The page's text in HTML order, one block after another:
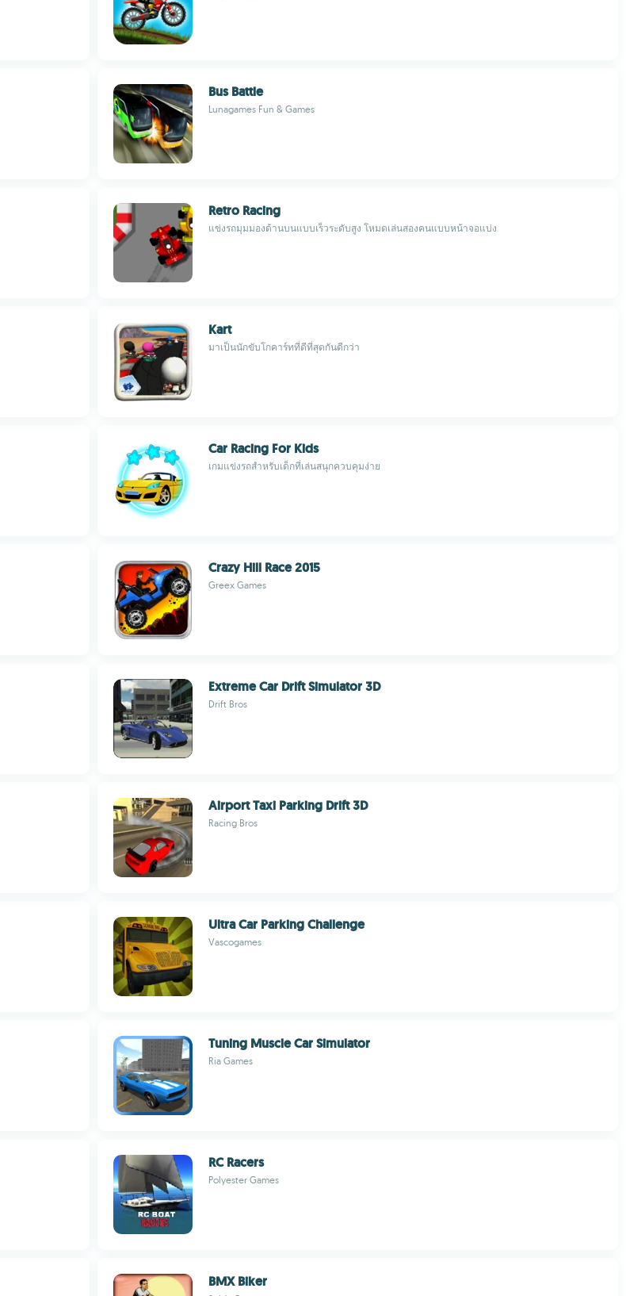
Bus Battle
Lunagames Fun & Games
Retro Racing
แข่งรถมุมมองด้านบนแบบเร็วระดับสูง โหมดเล่นสองคนแบบหน้าจอแบ่ง
Kart
มาเป็นนักขับโกคาร์ทที่ดีที่สุดกันดีกว่า
Car Racing For Kids
เกมแข่งรถสำหรับเด็กที่เล่นสนุกควบคุมง่าย
Crazy Hill Race 2015
Greex Games
Extreme Car Drift Simulator 3D
Drift Bros
Airport Taxi Parking Drift 3D
Racing Bros
Ultra Car Parking Challenge
Vascogames
Tuning Muscle Car Simulator
Ria Games
RC Racers
Polyester Games
BMX Biker